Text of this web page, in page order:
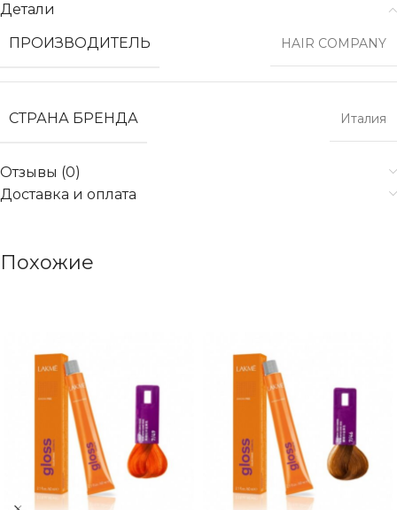
Детали
ПРОИЗВОДИТЕЛЬ
HAIR COMPANY
СТРАНА БРЕНДА Италия
Отзывы (0)
Доставка и оплата
Похожие